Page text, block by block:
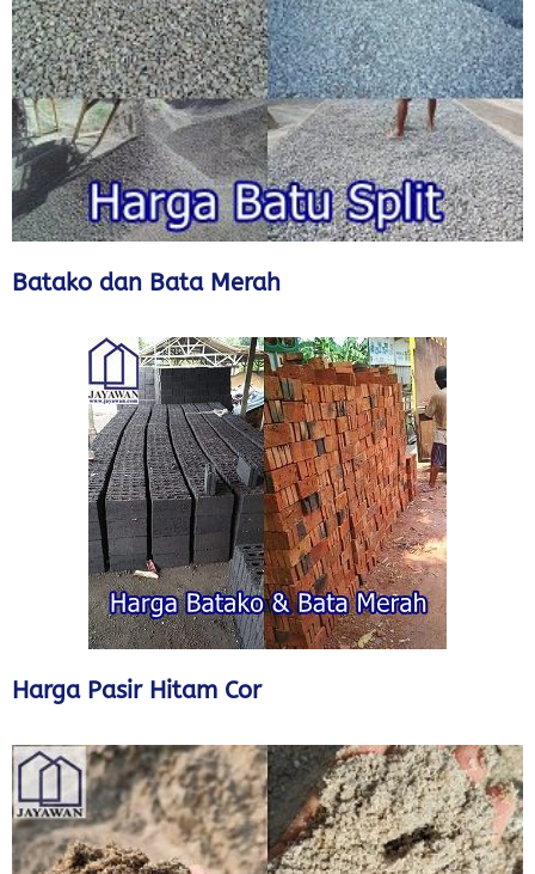
Batako dan Bata Merah
Harga Pasir Hitam Cor